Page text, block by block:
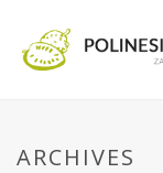
ARCHIVES